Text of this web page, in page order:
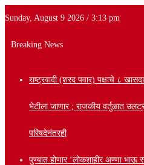
Sunday, August 9 2026 / 3:13 pm
Breaking News
राष्ट्रवादी (शरद पवार) पक्षाचे ८
भेटीला जाणार ; राजकीय वर्तुळात
परिषदेनंतरही
पुण्यात होणार ‘लोकशाहीर अण्णा भाऊ